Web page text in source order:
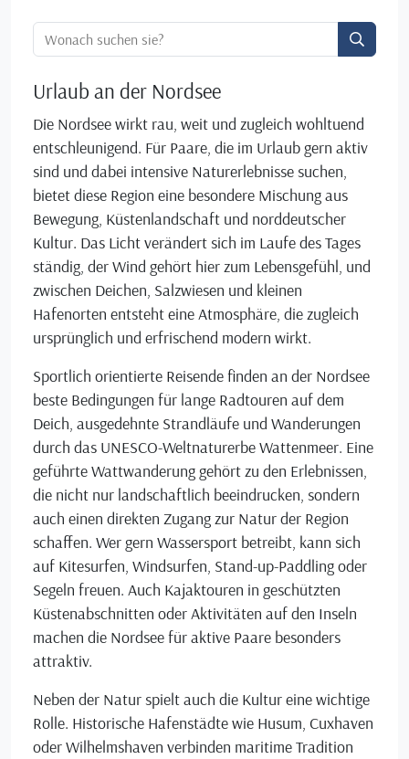
Ortssuche:
Urlaub an der Nordsee
Die Nordsee wirkt rau, weit und zugleich wohltuend
entschleunigend. Für Paare, die im Urlaub gern aktiv
sind und dabei intensive Naturerlebnisse suchen,
bietet diese Region eine besondere Mischung aus
Bewegung, Küstenlandschaft und norddeutscher
Kultur. Das Licht verändert sich im Laufe des Tages
ständig, der Wind gehört hier zum Lebensgefühl, und
zwischen Deichen, Salzwiesen und kleinen
Hafenorten entsteht eine Atmosphäre, die zugleich
ursprünglich und erfrischend modern wirkt.
Sportlich orientierte Reisende finden an der Nordsee
beste Bedingungen für lange Radtouren auf dem
Deich, ausgedehnte Strandläufe und Wanderungen
durch das UNESCO-Weltnaturerbe Wattenmeer. Eine
geführte Wattwanderung gehört zu den Erlebnissen,
die nicht nur landschaftlich beeindrucken, sondern
auch einen direkten Zugang zur Natur der Region
schaffen. Wer gern Wassersport betreibt, kann sich
auf Kitesurfen, Windsurfen, Stand-up-Paddling oder
Segeln freuen. Auch Kajaktouren in geschützten
Küstenabschnitten oder Aktivitäten auf den Inseln
machen die Nordsee für aktive Paare besonders
attraktiv.
Neben der Natur spielt auch die Kultur eine wichtige
Rolle. Historische Hafenstädte wie Husum, Cuxhaven
oder Wilhelmshaven verbinden maritime Tradition